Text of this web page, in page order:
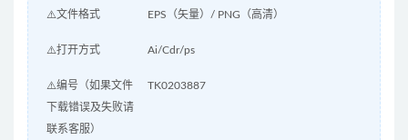
⚠️文件格式 EPS（矢量）/ PNG（高清）
⚠️打开方式 Ai/Cdr/ps
⚠️编号（如果文件
下载错误及失败请
联系客服）
TK0203887